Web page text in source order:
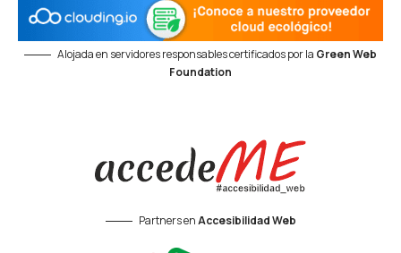
Alojada en servidores responsables certificados por la Green Web
Foundation
Partners enAccesibilidad Web